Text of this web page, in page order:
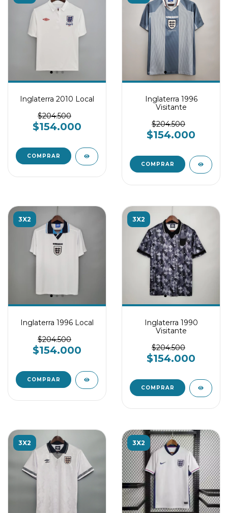
Inglaterra 2010 Local
$204.500
$154.000
COMPRAR
Inglaterra 1996
Visitante
$204.500
$154.000
COMPRAR
3X2
Inglaterra 1996 Local
$204.500
$154.000
COMPRAR
3X2
Inglaterra 1990
Visitante
$204.500
$154.000
COMPRAR
3X2 3X2